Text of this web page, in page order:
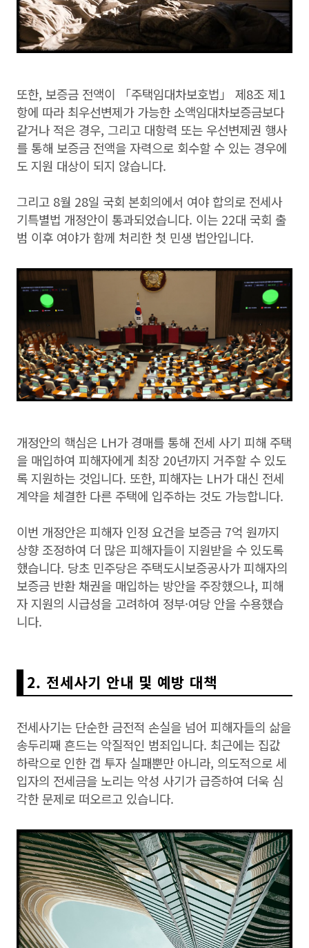
또한, 보증금 전액이 「주택임대차보호법」 제8조 제1
항에 따라 최우선변제가 가능한 소액임대차보증금보다
같거나 적은 경우, 그리고 대항력 또는 우선변제권 행사
를 통해 보증금 전액을 자력으로 회수할 수 있는 경우에
도 지원 대상이 되지 않습니다.
그리고 8월 28일 국회 본회의에서 여야 합의로 전세사
기특별법 개정안이 통과되었습니다. 이는 22대 국회 출
범 이후 여야가 함께 처리한 첫 민생 법안입니다.
개정안의 핵심은 LH가 경매를 통해 전세 사기 피해 주택
을 매입하여 피해자에게 최장 20년까지 거주할 수 있도
록 지원하는 것입니다. 또한, 피해자는 LH가 대신 전세
계약을 체결한 다른 주택에 입주하는 것도 가능합니다.
이번 개정안은 피해자 인정 요건을 보증금 7억 원까지
상향 조정하여 더 많은 피해자들이 지원받을 수 있도록
했습니다. 당초 민주당은 주택도시보증공사가 피해자의
보증금 반환 채권을 매입하는 방안을 주장했으나, 피해
자 지원의 시급성을 고려하여 정부·여당 안을 수용했습
니다.
2. 전세사기 안내 및 예방 대책
전세사기는 단순한 금전적 손실을 넘어 피해자들의 삶을
송두리째 흔드는 악질적인 범죄입니다. 최근에는 집값
하락으로 인한 갭 투자 실패뿐만 아니라, 의도적으로 세
입자의 전세금을 노리는 악성 사기가 급증하여 더욱 심
각한 문제로 떠오르고 있습니다.